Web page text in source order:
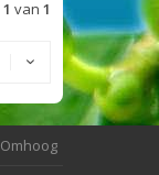
1 van 1
Omhoog